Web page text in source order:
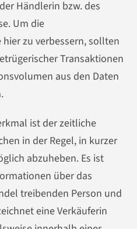
Händlerin bzw. des
Um die
zu verbessern, sollten
Transaktionen
aus den Daten
ist der zeitliche
in der Regel, in kurzer
abzuheben. Es ist
über das
treibenden Person und
eine Verkäuferin